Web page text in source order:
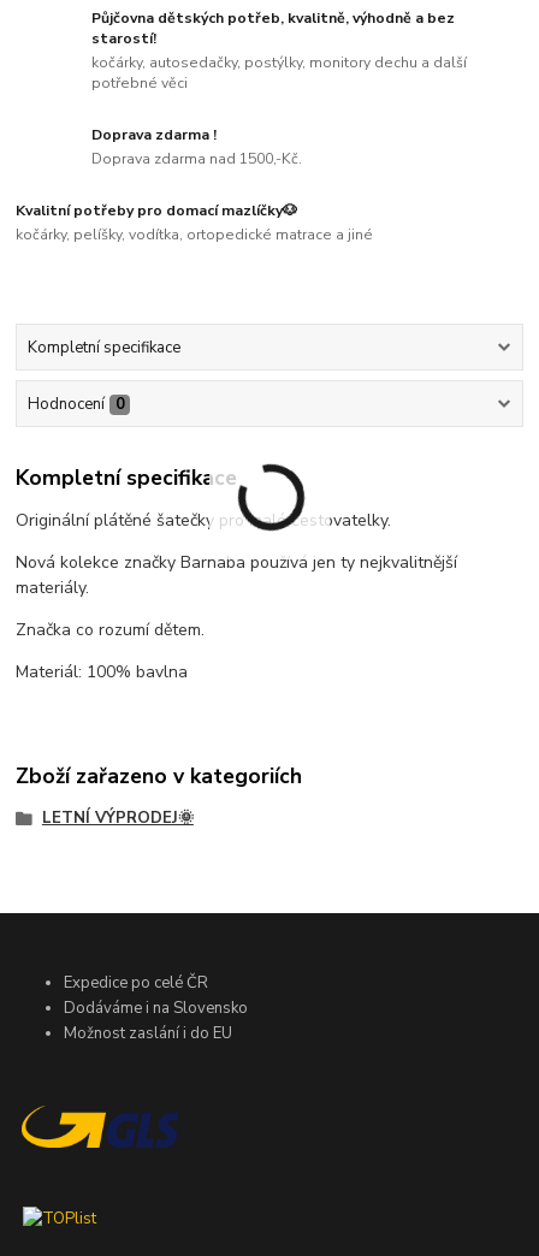
Půjčovna dětských potřeb, kvalitně, výhodně a bez
starostí!
kočárky, autosedačky, postýlky, monitory dechu a další
potřebné věci
Doprava zdarma !
Doprava zdarma nad 1500,-Kč.
Kvalitní potřeby pro domací mazlíčky🐶
kočárky, pelíšky, vodítka, ortopedické matrace a jiné
Kompletní specifikace
Hodnocení 0
Kompletní specifikace
Originální plátěné šatečky pro malé cestovatelky.
Nová kolekce značky Barnaba používá jen ty nejkvalitnější
materiály.
Značka co rozumí dětem.
Materiál: 100% bavlna
Zboží zařazeno v kategoriích
LETNÍ VÝPRODEJ🌞
Expedice po celé ČR
Dodáváme i na Slovensko
Možnost zaslání i do EU